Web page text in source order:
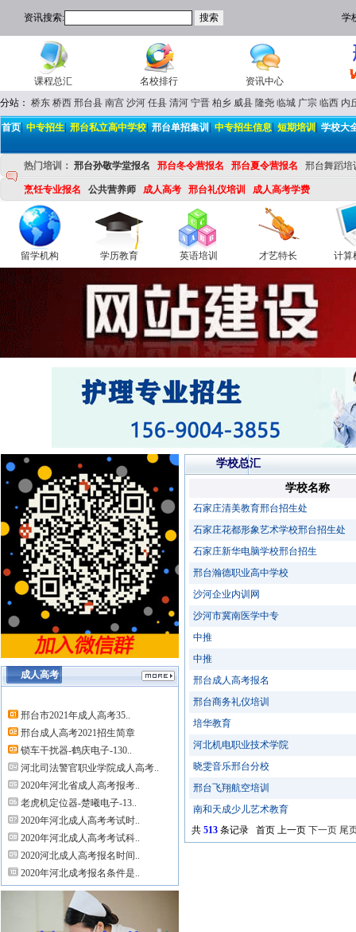
资讯搜索: 学
课程总汇 名校排行
资讯中心
分站： 桥东 桥西 邢台县 南宫 沙河 任县 清河 宁晋 柏乡 威县 隆尧 临城 广宗 临西 内
首页|中专招生|邢台私立高中学校|邢台单招集训|中专招生信息|短期培训|学校大
热门培训： 邢台孙敬学堂报名 邢台冬令营报名 邢台夏令营报名 邢台舞蹈培
烹饪专业报名 公共营养师 成人高考 邢台礼仪培训 成人高考学费
留学机构 学历教育 英语培训 才艺特长 计算
成人高考
邢台市2021年成人高考35..
邢台成人高考2021招生简章
锁车干扰器-鹤庆电子-130..
河北司法警官职业学院成人高考..
2020年河北省成人高考报考..
老虎机定位器-楚曦电子-13..
2020年河北成人高考考试时..
2020年河北成人高考考试科..
2020河北成人高考报名时间..
2020年河北成考报名条件是..
学校总汇
学校名称
石家庄清美教育邢台招生处
石家庄花都形象艺术学校邢台招生处
石家庄新华电脑学校邢台招生
邢台瀚德职业高中学校
沙河企业内训网
沙河市冀南医学中专
中推
中推
邢台成人高考报名
邢台商务礼仪培训
培华教育
河北机电职业技术学院
晓雯音乐邢台分校
邢台飞翔航空培训
南和天成少儿艺术教育
共 513 条记录 首页 上一页 下一页 尾